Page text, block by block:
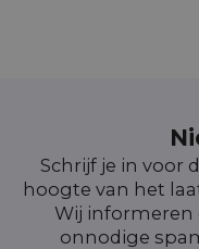
Schrijf je in voor
hoogte van het
Wij informeren
onnodige